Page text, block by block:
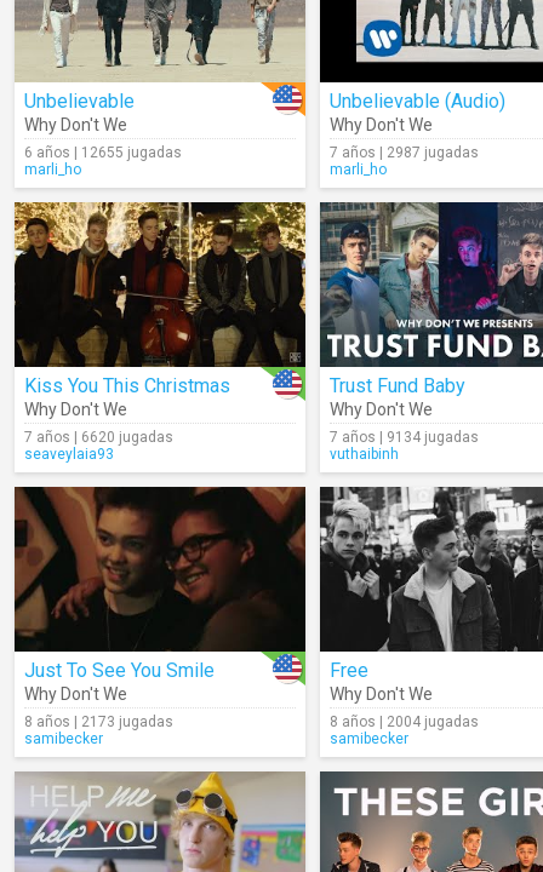
Unbelievable
Why Don't We
6 años | 12655 jugadas
marli_ho
Unbelievable (Audio)
Why Don't We
7 años | 2987 jugadas
marli_ho
Kiss You This Christmas
Why Don't We
7 años | 6620 jugadas
seaveylaia93
Trust Fund Baby
Why Don't We
7 años | 9134 jugadas
vuthaibinh
Just To See You Smile
Why Don't We
8 años | 2173 jugadas
samibecker
Free
Why Don't We
8 años | 2004 jugadas
samibecker